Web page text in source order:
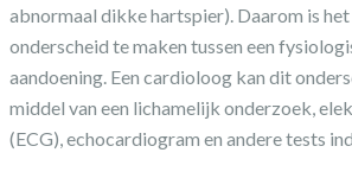
abnormaal dikke hartspier). Daarom is
onderscheid te maken tussen een
aandoening. Een cardioloog kan dit
middel van een lichamelijk onderzoek,
(ECG), echocardiogram en andere tests